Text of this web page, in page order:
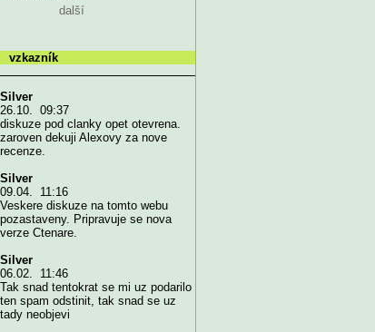
další
vzkazník
Silver
26.10. 09:37
diskuze pod clanky opet otevrena.
zaroven dekuji Alexovy za nove
recenze.
Silver
09.04. 11:16
Veskere diskuze na tomto webu
pozastaveny. Pripravuje se nova
verze Ctenare.
Silver
06.02. 11:46
Tak snad tentokrat se mi uz podarilo
ten spam odstinit, tak snad se uz
tady neobjevi